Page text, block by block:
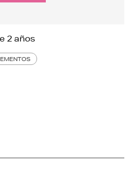
2 años